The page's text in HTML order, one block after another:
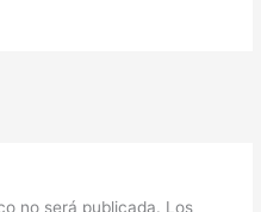
no será publicada. Los